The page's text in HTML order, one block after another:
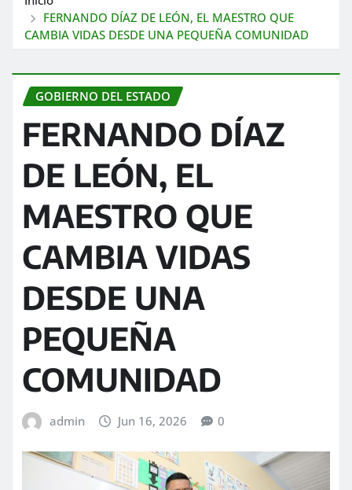
FERNANDO DÍAZ DE LEÓN, EL MAESTRO QUE
CAMBIA VIDAS DESDE UNA PEQUEÑA COMUNIDAD
GOBIERNO DEL ESTADO
FERNANDO DÍAZ
DE LEÓN, EL
MAESTRO QUE
CAMBIA VIDAS
DESDE UNA
PEQUEÑA
COMUNIDAD
admin Jun 16, 2026 0